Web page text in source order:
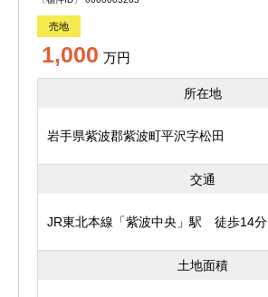
売地
1,000 万円
所在地
岩手県紫波郡紫波町平沢字松田
交通
JR東北本線「紫波中央」駅 徒歩14分
土地面積